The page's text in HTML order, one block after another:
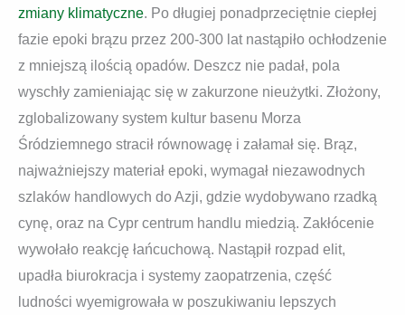
zmiany klimatyczne. Po długiej ponadprzeciętnie ciepłej
fazie epoki brązu przez 200-300 lat nastąpiło ochłodzenie
z mniejszą ilością opadów. Deszcz nie padał, pola
wyschły zamieniając się w zakurzone nieużytki. Złożony,
zglobalizowany system kultur basenu Morza
Śródziemnego stracił równowagę i załamał się. Brąz,
najważniejszy materiał epoki, wymagał niezawodnych
szlaków handlowych do Azji, gdzie wydobywano rzadką
cynę, oraz na Cypr centrum handlu miedzią. Zakłócenie
wywołało reakcję łańcuchową. Nastąpił rozpad elit,
upadła biurokracja i systemy zaopatrzenia, część
ludności wyemigrowała w poszukiwaniu lepszych